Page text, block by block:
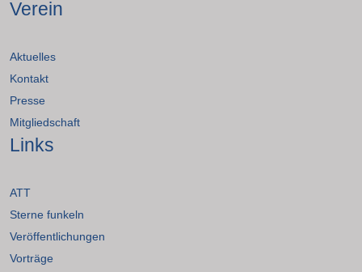
Verein
Aktuelles
Kontakt
Presse
Mitgliedschaft
Links
ATT
Sterne funkeln
Veröffentlichungen
Vorträge